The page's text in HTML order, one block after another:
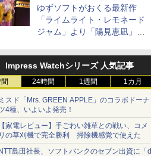
ゆずソフトがおくる最新作
「ライムライト・レモネード
ジャム」より「陽見恵凪」が
登場！
Impress Watchシリーズ 人気記事
24時間 1週間 1カ月
スド「Mrs. GREEN APPLE」のコラボドーナ
4種、いよいよ発売！
家電レビュー】手ごわい雑草との戦い、コメ
の草刈機で完全勝利 掃除機感覚で使えた
島田社長、ソフトバンクのセブン出資に「d